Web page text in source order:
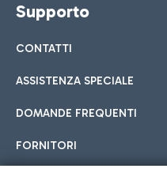
Supporto
CONTATTI
ASSISTENZA SPECIALE
DOMANDE FREQUENTI
FORNITORI